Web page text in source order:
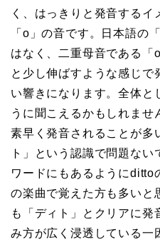
く、はっきりと発音する
「o」の音です。日本語の
はなく、二重母音である「
と少し伸ばすような感じで
い響きになります。全体と
うに聞こえるかもしれませ
素早く発音されることが多
ト」という認識で問題な
ワードにもあるようにditto
の楽曲で覚えた方も多いと
も「ディト」とクリアに発
み方が広く浸透している一